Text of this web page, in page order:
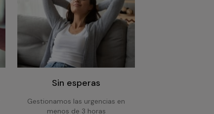
Sin esperas
Gestionamos las urgencias en
menos de 3 horas